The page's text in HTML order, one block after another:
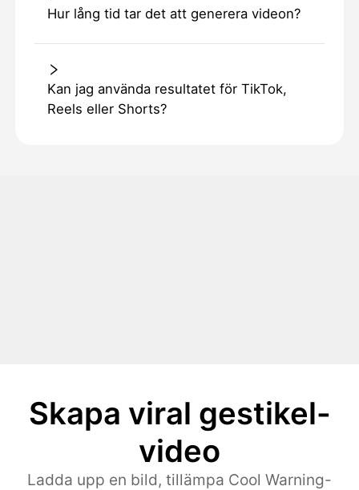
Hur lång tid tar det att generera videon?
Kan jag använda resultatet för TikTok,
Reels eller Shorts?
Skapa viral gestikel-
video
Ladda upp en bild, tillämpa Cool Warning-